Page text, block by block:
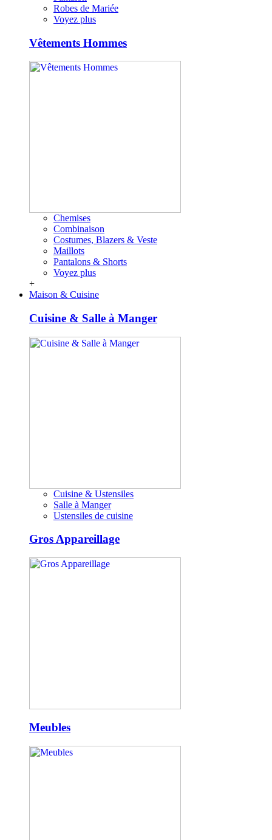
Robes de Mariée
Voyez plus
Vêtements Hommes
Chemises
Combinaison
Costumes, Blazers & Veste
Maillots
Pantalons & Shorts
Voyez plus
+
Maison & Cuisine
Cuisine & Salle à Manger
Cuisine & Ustensiles
Salle à Manger
Ustensiles de cuisine
Gros Appareillage
Meubles